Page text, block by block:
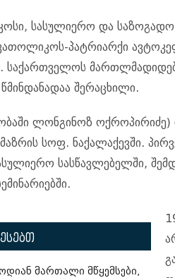
სა­სუ­ლი­ე­რო და
პატ­რი­არ­ქი
სა­ქარ­თვე­ლოს
შე­რა­ცხი­ლი.
ლონ­გი­ნოზ
სოფ. ნა­ქა­ლა­ქევ­ში.
სას­წავ­ლე­ბელ­ში,
მართალი მწყემსები,